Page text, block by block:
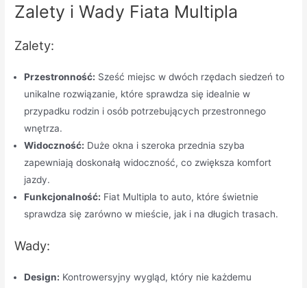
Zalety i Wady Fiata Multipla
Zalety:
Przestronność: Sześć miejsc w dwóch rzędach siedzeń to
unikalne rozwiązanie, które sprawdza się idealnie w
przypadku rodzin i osób potrzebujących przestronnego
wnętrza.
Widoczność: Duże okna i szeroka przednia szyba
zapewniają doskonałą widoczność, co zwiększa komfort
jazdy.
Funkcjonalność: Fiat Multipla to auto, które świetnie
sprawdza się zarówno w mieście, jak i na długich trasach.
Wady:
Design: Kontrowersyjny wygląd, który nie każdemu